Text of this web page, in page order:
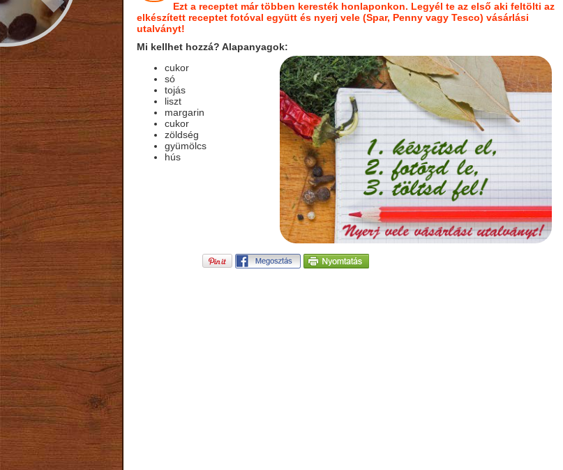
Ezt a receptet már többen keresték honlaponkon. Legyél te az első aki feltölti az
elkészített receptet fotóval együtt és nyerj vele (Spar, Penny vagy Tesco) vásárlási
utalványt!
Mi kellhet hozzá? Alapanyagok:
cukor
só
tojás
liszt
margarin
cukor
zöldség
gyümölcs
hús